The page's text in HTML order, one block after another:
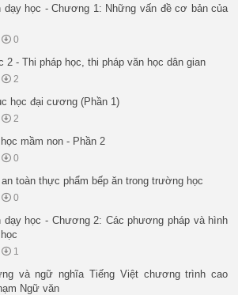
dạy học - Chương 1: Những vấn đề cơ bản của
0
2 - Thi pháp học, thi pháp văn học dân gian
2
học đại cương (Phần 1)
2
mầm non - Phần 2
0
toàn thực phẩm bếp ăn trong trường học
0
dạy học - Chương 2: Các phương pháp và hình
1
và ngữ nghĩa Tiếng Việt chương trình cao
Ngữ văn